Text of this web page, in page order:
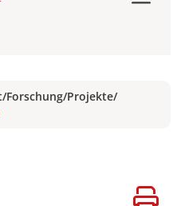
/Forschung/Projekte/